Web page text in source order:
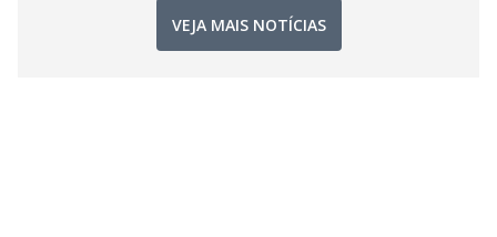
VEJA MAIS NOTÍCIAS